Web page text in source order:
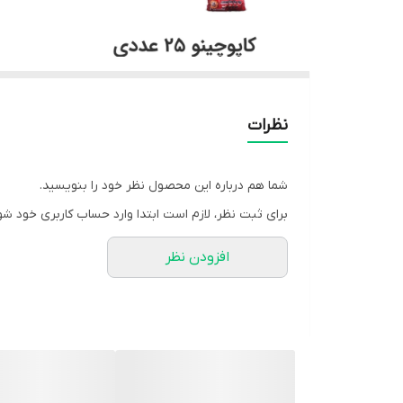
نظرات
شما هم درباره این محصول نظر خود را بنویسید.
برای ثبت نظر، لازم است ابتدا وارد حساب کاربری خود
افزودن نظر